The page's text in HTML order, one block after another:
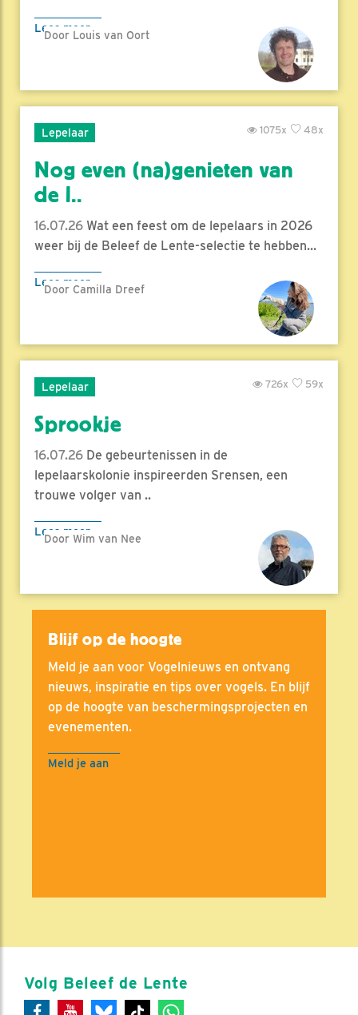
Lees meer
Door Louis van Oort
Lepelaar 48x
1075x
Nog even (na)genieten van
de l..
16.07.26 Wat een feest om de lepelaars in 2026
weer bij de Beleef de Lente-selectie te hebben...
Lees meer
Door Camilla Dreef
Lepelaar 59x
726x
Sprookje
16.07.26 De gebeurtenissen in de
lepelaarskolonie inspireerden Srensen, een
trouwe volger van ..
Lees meer
Door Wim van Nee
Blijf op de hoogte
Meld je aan voor Vogelnieuws en ontvang
nieuws, inspiratie en tips over vogels. En blijf
op de hoogte van beschermingsprojecten en
evenementen.
Meld je aan
Volg Beleef de Lente